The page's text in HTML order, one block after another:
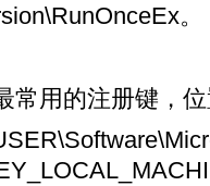
。
常用的注册键，